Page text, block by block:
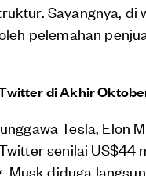
Sayangnya, di
pelemahan
di Akhir
Tesla, Elon
senilai US$44
Musk diduga